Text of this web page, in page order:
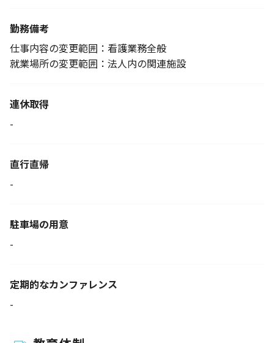
勤務備考
仕事内容の変更範囲：看護業務全般
就業場所の変更範囲：法人内の関連施設
連休取得
-
直行直帰
-
駐車場の用意
-
定期的なカンファレンス
-